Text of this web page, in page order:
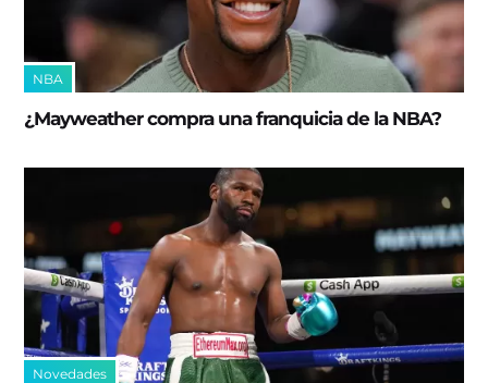
NBA
¿Mayweather compra una franquicia de la NBA?
Novedades